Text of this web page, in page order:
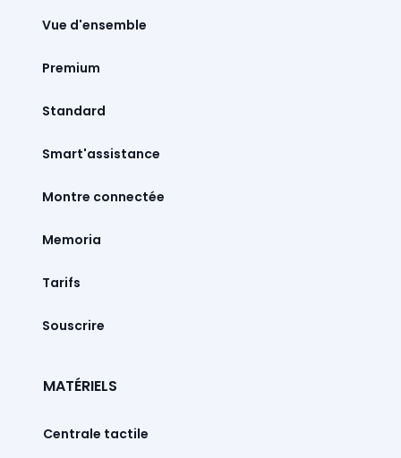
Vue d'ensemble
Premium
Standard
Smart'assistance
Montre connectée
Memoria
Tarifs
Souscrire
MATÉRIELS
Centrale tactile